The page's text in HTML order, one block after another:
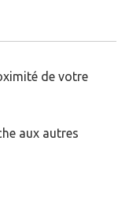
de votre
aux autres